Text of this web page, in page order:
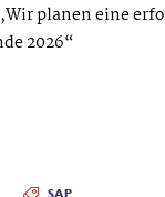
planen eine
2026“